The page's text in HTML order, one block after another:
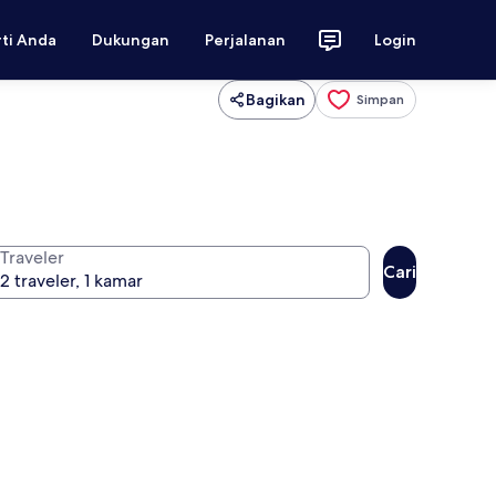
Anda Dukungan Perjalanan Login
Bagikan Simpan
Traveler
Cari